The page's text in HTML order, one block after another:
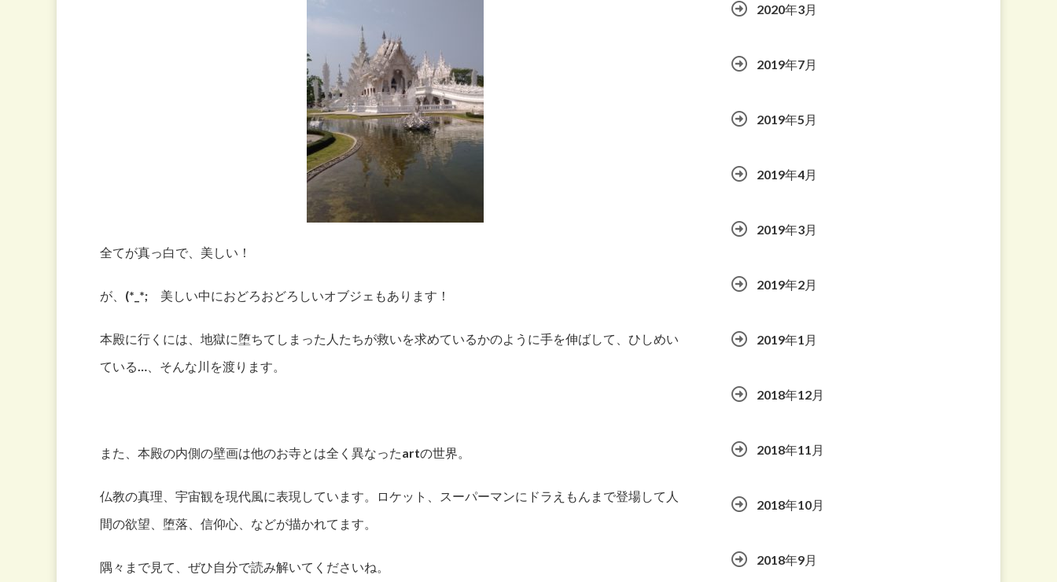
全てが真っ白で、美しい！
が、(*_*; 美しい中におどろおどろしいオブジェもあります！
本殿に行くには、地獄に堕ちてしまった人たちが救いを求めているかのように手を伸ばして、ひしめい
ている…、そんな川を渡ります。
また、本殿の内側の壁画は他のお寺とは全く異なったartの世界。
仏教の真理、宇宙観を現代風に表現しています。ロケット、スーパーマンにドラえもんまで登場して人
間の欲望、堕落、信仰心、などが描かれてます。
隅々まで見て、ぜひ自分で読み解いてくださいね。
2020年3月
2019年7月
2019年5月
2019年4月
2019年3月
2019年2月
2019年1月
2018年12月
2018年11月
2018年10月
2018年9月